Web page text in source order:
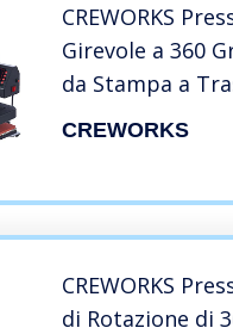
CREWORKS
Girevole a 360
da Stampa a
Termico,
CREWORKS
CREWORKS
di Rotazione di